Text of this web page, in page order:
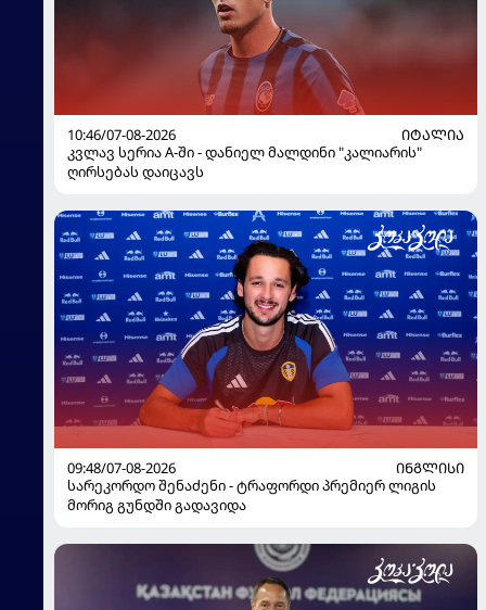
10:46/07-08-2026
ᲘᲢᲐᲚᲘᲐ
კვლავ სერია A-ში - დანიელ მალდინი "კალიარის"
ღირსებას დაიცავს
09:48/07-08-2026
ᲘᲜᲒᲚᲘᲡᲘ
სარეკორდო შენაძენი - ტრაფორდი პრემიერ ლიგის
მორიგ გუნდში გადავიდა